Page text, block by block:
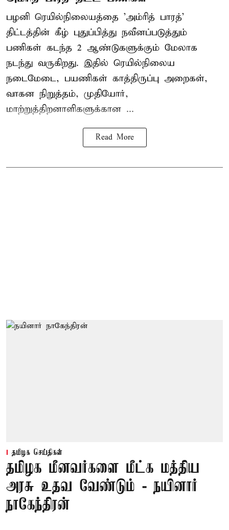
பழனி ரெயில்நிலையத்தை 'அம்ரித் பாரத்'
திட்டத்தின் கீழ் புதுப்பித்து நவீனப்படுத்தும்
பணிகள் கடந்த 2 ஆண்டுகளுக்கும் மேலாக
நடந்து வருகிறது. இதில் ரெயில்நிலைய
நடைமேடை, பயணிகள் காத்திருப்பு அறைகள்,
வாகன நிறுத்தம், முதியோர்,
மாற்றுத்திறனாளிகளுக்கான ...
Read More
தமிழக செய்திகள்
தமிழக மீனவர்களை மீட்க மத்திய
அரசு உதவ வேண்டும் - நயினார்
நாகேந்திரன்